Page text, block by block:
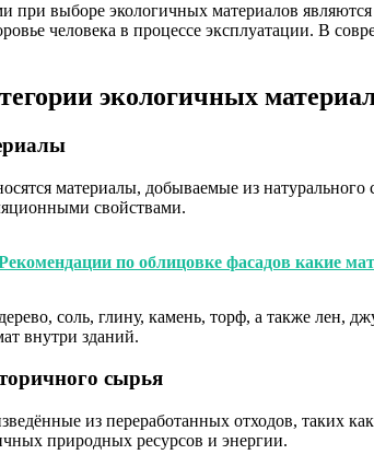
при выборе экологичных материалов
человека в процессе эксплуатации. В
экологичных
материалы, добываемые из
свойствами.
по облицовке фасадов какие
соль, глину, камень, торф, а также лен,
внутри зданий.
сырья
из переработанных отходов, таких
природных ресурсов и энергии.